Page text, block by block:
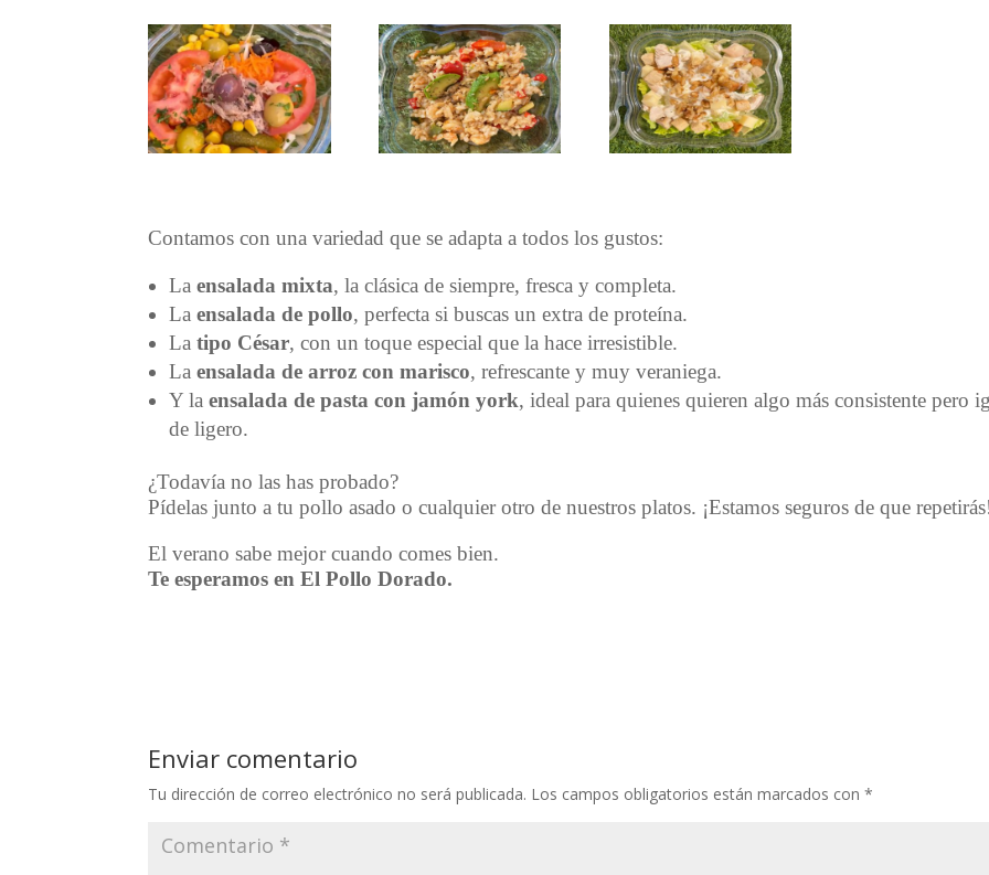
Contamos con una variedad que se adapta a todos los gustos:
Laensalada mixta, la clásica de siempre, fresca y completa.
Laensalada de pollo, perfecta si buscas un extra de proteína.
Latipo César, con un toque especial que la hace irresistible.
Laensalada de arroz con marisco, refrescante y muy veraniega.
Y laensalada de pasta con jamón york, ideal para quienes quieren algo más consistente pero
de ligero.
¿Todavía no las has probado?
Pídelas junto a tu pollo asado o cualquier otro de nuestros platos. ¡Estamos seguros de que
El verano sabe mejor cuando comes bien.
Te esperamos en El Pollo Dorado.
Enviar comentario
Tu dirección de correo electrónico no será publicada. Los campos obligatorios están marcados con*